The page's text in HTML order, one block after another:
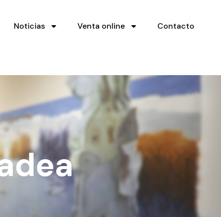
Noticias Venta online Contacto